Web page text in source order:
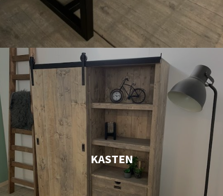
KASTEN